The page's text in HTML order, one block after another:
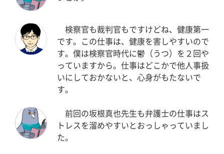
検察官も裁判官もですけどね、健康第一
です。この仕事は、健康を害しやすいので
す。僕は検察官時代に鬱（うつ）を２回や
っていますから。仕事はどこかで他人事扱
いにしておかないと、心身がもたないで
す。
前回の坂根真也先生も弁護士の仕事はス
トレスを溜めやすいとおっしゃっていまし
た。